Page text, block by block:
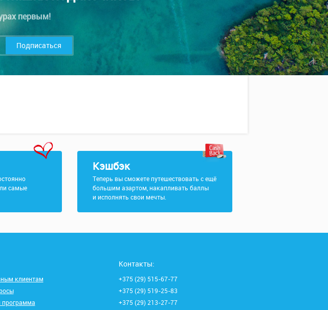
первым!
Подписаться
самые
Кэшбэк
Теперь вы сможете путешествовать с ещё
большим азартом, накапливать баллы
и исполнять свои мечты.
клиентам
программа
Контакты:
+375 (29) 515-67-77
+375 (29) 519-25-83
+375 (29) 213-27-77